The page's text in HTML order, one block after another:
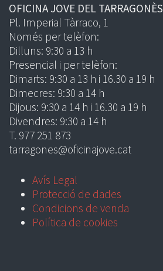
OFICINA JOVE DEL TARRAGONÈS
Pl. Imperial Tàrraco, 1
Només per telèfon:
Dilluns: 9:30 a 13 h
Presencial i per telèfon:
Dimarts: 9:30 a 13 h i 16.30 a 19 h
Dimecres: 9:30 a 14 h
Dijous: 9:30 a 14 h i 16.30 a 19 h
Divendres: 9:30 a 14 h
T. 977 251 873
tarragones@oficinajove.cat
Avís Legal
Protecció de dades
Condicions de venda
Política de cookies